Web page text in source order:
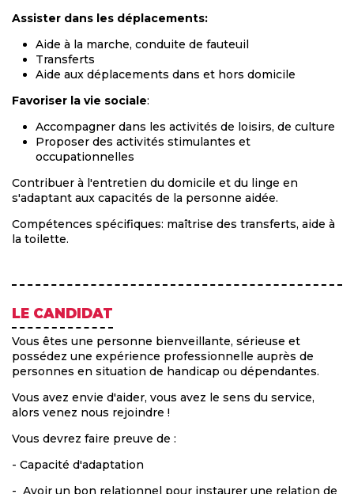
Assister dans les déplacements:
Aide à la marche, conduite de fauteuil
Transferts
Aide aux déplacements dans et hors domicile
Favoriser la vie sociale:
Accompagner dans les activités de loisirs, de culture
Proposer des activités stimulantes et
occupationnelles
Contribuer à l'entretien du domicile et du linge en
s'adaptant aux capacités de la personne aidée.
Compétences spécifiques: maîtrise des transferts, aide à
la toilette.
LE CANDIDAT
Vous êtes une personne bienveillante, sérieuse et
possédez une expérience professionnelle auprès de
personnes en situation de handicap ou dépendantes.
Vous avez envie d'aider, vous avez le sens du service,
alors venez nous rejoindre !
Vous devrez faire preuve de :
- Capacité d'adaptation
- Avoir un bon relationnel pour instaurer une relation de